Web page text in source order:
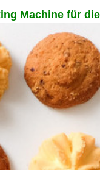
Machine für